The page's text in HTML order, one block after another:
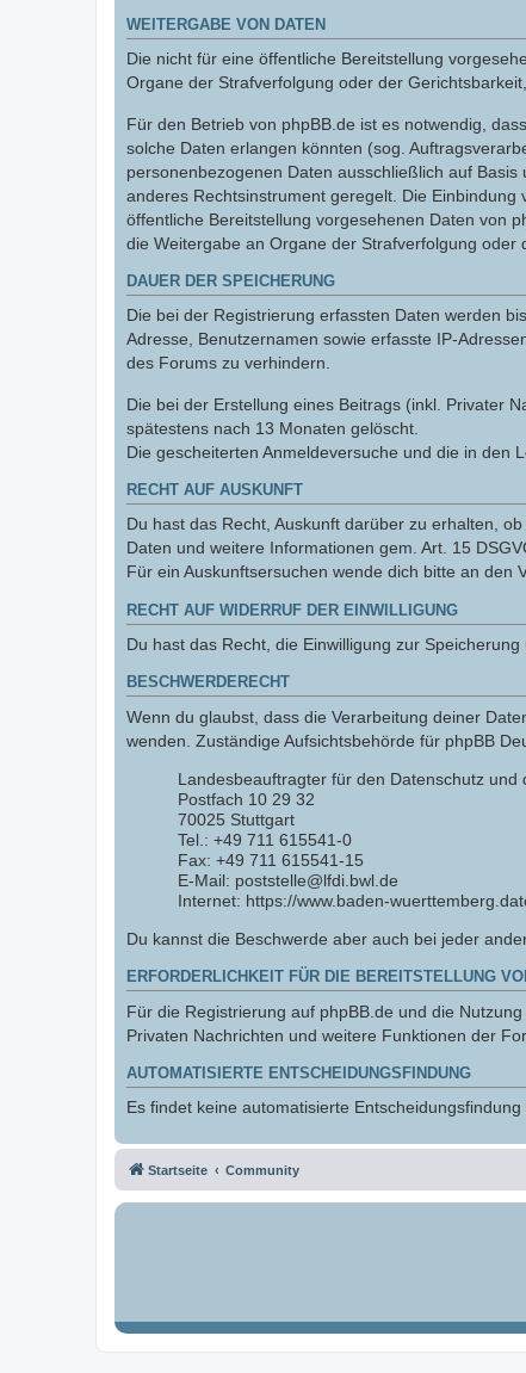
WEITERGABE VON DATEN
Die nicht für eine öffentliche Bereitstellung
Organe der Strafverfolgung oder der
Für den Betrieb von phpBB.de ist es notwendig,
solche Daten erlangen könnten (sog.
personenbezogenen Daten ausschließlich auf
anderes Rechtsinstrument geregelt. Die
öffentliche Bereitstellung vorgesehenen Daten von
die Weitergabe an Organe der Strafverfolgung oder
DAUER DER SPEICHERUNG
Die bei der Registrierung erfassten Daten werden
Adresse, Benutzernamen sowie erfasste IP-
des Forums zu verhindern.
Die bei der Erstellung eines Beitrags (inkl. Privater
spätestens nach 13 Monaten gelöscht.
Die gescheiterten Anmeldeversuche und die in den
RECHT AUF AUSKUNFT
Du hast das Recht, Auskunft darüber zu erhalten,
Daten und weitere Informationen gem. Art. 15
Für ein Auskunftsersuchen wende dich bitte an den
RECHT AUF WIDERRUF DER EINWILLIGUNG
Du hast das Recht, die Einwilligung zur
BESCHWERDERECHT
Wenn du glaubst, dass die Verarbeitung deiner
wenden. Zuständige Aufsichtsbehörde für phpBB
Landesbeauftragter für den Datenschutz
Postfach 10 29 32
70025 Stuttgart
Tel.: +49 711 615541-0
Fax: +49 711 615541-15
E-Mail: poststelle@lfdi.bwl.de
Internet: https://www.baden-
Du kannst die Beschwerde aber auch bei jeder
ERFORDERLICHKEIT FÜR DIE BEREITSTELLUNG
Für die Registrierung auf phpBB.de und die
Privaten Nachrichten und weitere Funktionen der
AUTOMATISIERTE ENTSCHEIDUNGSFINDUNG
Es findet keine automatisierte Entscheidungsfindung
Startseite Community